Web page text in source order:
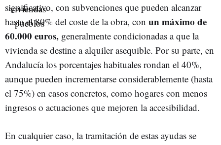
significativo, con subvenciones que pueden alcanzar
hasta el 80% del coste de la obra, con un máximo de
60.000 euros, generalmente condicionadas a que la
vivienda se destine a alquiler asequible. Por su parte, en
Andalucía los porcentajes habituales rondan el 40%,
aunque pueden incrementarse considerablemente (hasta
el 75%) en casos concretos, como hogares con menos
ingresos o actuaciones que mejoren la accesibilidad.
En cualquier caso, la tramitación de estas ayudas se